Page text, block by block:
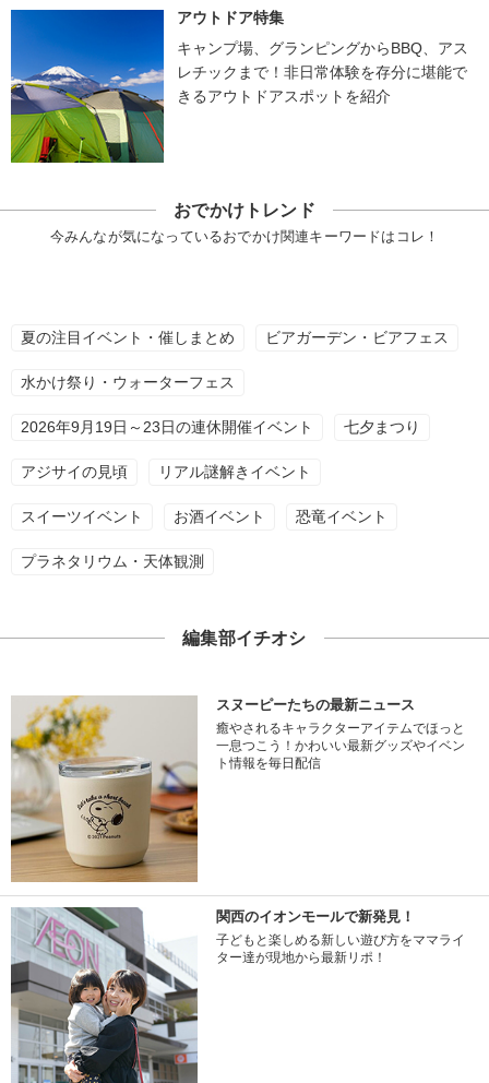
アウトドア特集
キャンプ場、グランピングからBBQ、アス
レチックまで！非日常体験を存分に堪能で
きるアウトドアスポットを紹介
おでかけトレンド
今みんなが気になっているおでかけ関連キーワードはコレ！
夏の注目イベント・催しまとめ ビアガーデン・ビアフェス
水かけ祭り・ウォーターフェス
2026年9月19日～23日の連休開催イベント 七夕まつり
アジサイの見頃 リアル謎解きイベント
スイーツイベント お酒イベント 恐竜イベント
プラネタリウム・天体観測
編集部イチオシ
スヌーピーたちの最新ニュース
癒やされるキャラクターアイテムでほっと
一息つこう！かわいい最新グッズやイベン
ト情報を毎日配信
関西のイオンモールで新発見！
子どもと楽しめる新しい遊び方をママライ
ター達が現地から最新リポ！